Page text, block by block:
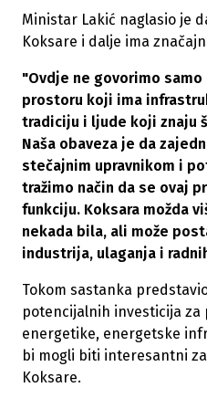
Ministar Lakić naglasio je
Koksare i dalje ima
"Ovdje ne govorimo
prostoru koji ima
tradiciju i ljude koji znaju
Naša obaveza je da
stečajnim upravnikom i
tražimo način da se ovaj
funkciju. Koksara možda
nekada bila, ali može
industrija, ulaganja i
Tokom sastanka
potencijalnih investicija za
energetike, energetske
bi mogli biti interesantni
Koksare.